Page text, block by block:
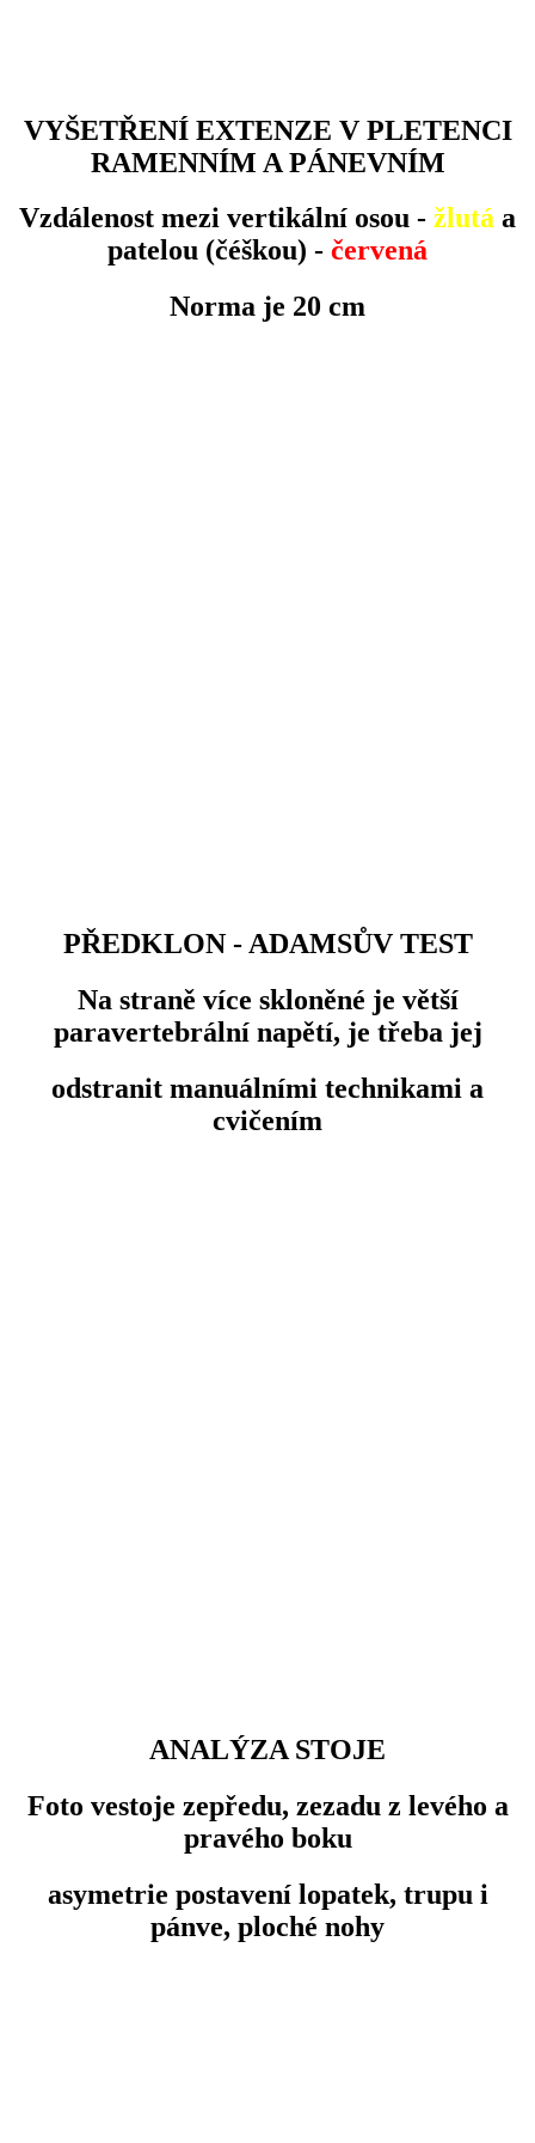
VYŠETŘENÍ EXTENZE V PLETENCI
RAMENNÍM A PÁNEVNÍM
Vzdálenost mezi vertikální osou - žlutá a
patelou (čéškou) - červená
Norma je 20 cm
PŘEDKLON - ADAMSŮV TEST
Na straně více skloněné je větší
paravertebrální napětí, je třeba jej
odstranit manuálními technikami a
cvičením
ANALÝZA STOJE
Foto vestoje zepředu, zezadu z levého a
pravého boku
asymetrie postavení lopatek, trupu i
pánve, ploché nohy